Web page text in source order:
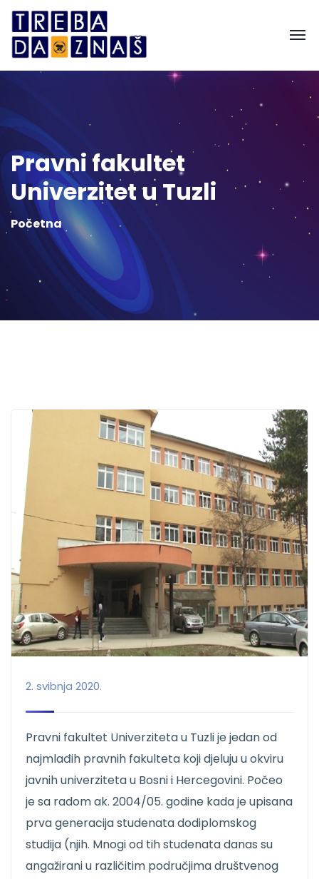
Pravni fakultet
Univerzitet u Tuzli
Početna
2. svibnja 2020.
Pravni fakultet Univerziteta u Tuzli je jedan od
najmlađih pravnih fakulteta koji djeluju u okviru
javnih univerziteta u Bosni i Hercegovini. Počeo
je sa radom ak. 2004/05. godine kada je upisana
prva generacija studenata dodiplomskog
studija (njih. Mnogi od tih studenata danas su
angažirani u različitim područjima društvenog